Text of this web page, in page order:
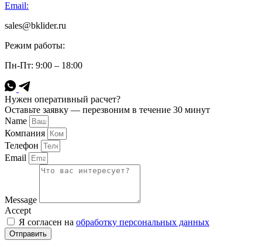
Email:
sales@bklider.ru
Режим работы:
Пн-Пт: 9:00 – 18:00
Нужен оперативный расчет?
Оставьте заявку — перезвоним в течение 30 минут
Name
Компания
Телефон
Email
Message
Accept
Я согласен на обработку персональных данных
Отправить